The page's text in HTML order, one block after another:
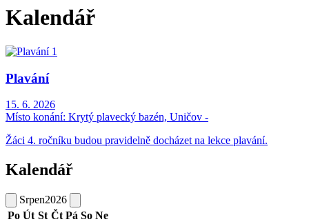
Kalendář
Plavání
15. 6. 2026
Místo konání: Krytý plavecký bazén, Uničov -
Žáci 4. ročníku budou pravidelně docházet na lekce plavání.
Kalendář
Srpen2026
Po Út St Čt Pá So Ne